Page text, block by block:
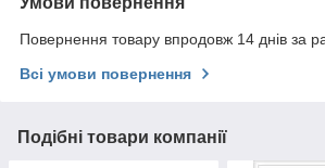
Повернення товару впродовж 14 днів за
Всі умови повернення
Подібні товари компанії